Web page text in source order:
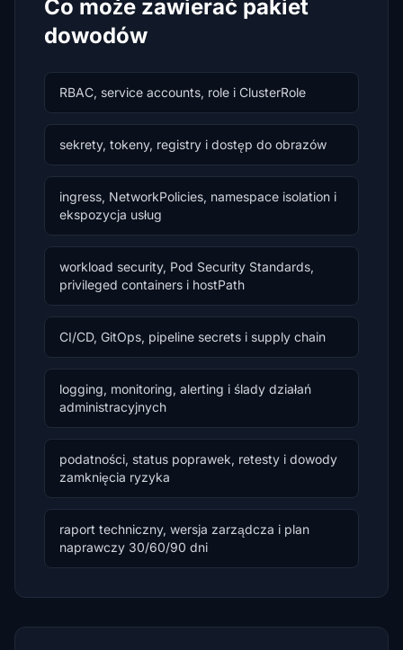
Co może zawierać pakiet
dowodów
RBAC, service accounts, role i ClusterRole
sekrety, tokeny, registry i dostęp do obrazów
ingress, NetworkPolicies, namespace isolation i
ekspozycja usług
workload security, Pod Security Standards,
privileged containers i hostPath
CI/CD, GitOps, pipeline secrets i supply chain
logging, monitoring, alerting i ślady działań
administracyjnych
podatności, status poprawek, retesty i dowody
zamknięcia ryzyka
raport techniczny, wersja zarządcza i plan
naprawczy 30/60/90 dni